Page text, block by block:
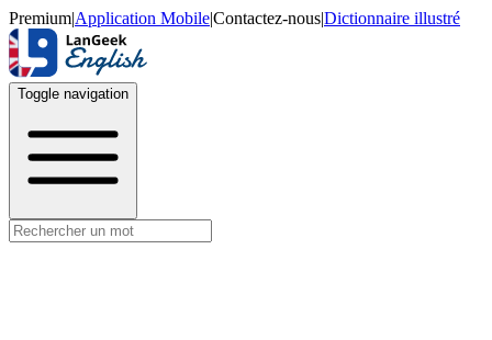
Premium|Application Mobile|Contactez-nous|Dictionnaire illustré
Toggle navigation